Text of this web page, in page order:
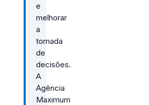
e
melhorar
a
tomada
de
decisões.
A
Agência
Maximum